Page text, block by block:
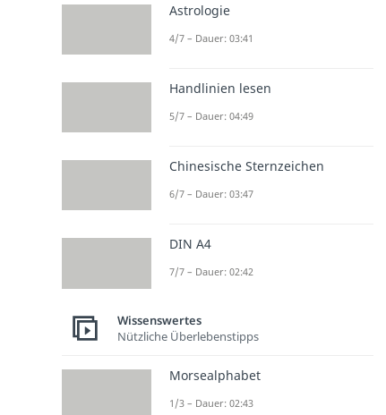
Astrologie
4/7 – Dauer: 03:41
Handlinien lesen
5/7 – Dauer: 04:49
Chinesische Sternzeichen
6/7 – Dauer: 03:47
DIN A4
7/7 – Dauer: 02:42
Wissenswertes
Nützliche Überlebenstipps
Morsealphabet
1/3 – Dauer: 02:43